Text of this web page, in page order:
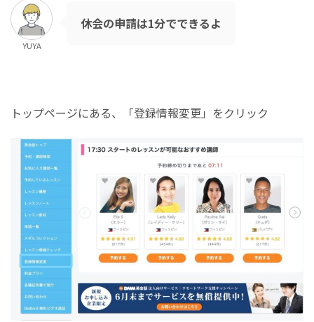
YUYA
休会の申請は1分でできるよ
トップページにある、「登録情報変更」をクリック